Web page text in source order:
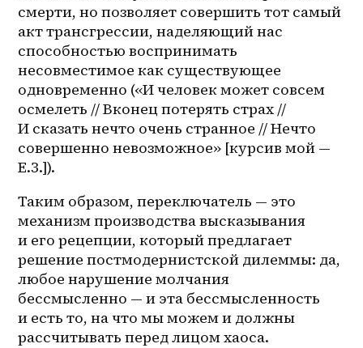
смерти, но позволяет совершить тот самый
акт трансгрессии, наделяющий нас
способностью воспринимать
несовместимое как существующее
одновременно («И человек может совсем
осмелеть // Вконец потерять страх //
И сказать нечто очень странное // Нечто
совершенно невозможное» [курсив мой —
Е.З.]).
Таким образом, переключатель — это
механизм производства высказывания
и его рецепции, который предлагает
решение постмодернистской дилеммы: да,
любое нарушение молчания
бессмысленно — и эта бессмысленность
и есть то, на что мы можем и должны
рассчитывать перед лицом хаоса.